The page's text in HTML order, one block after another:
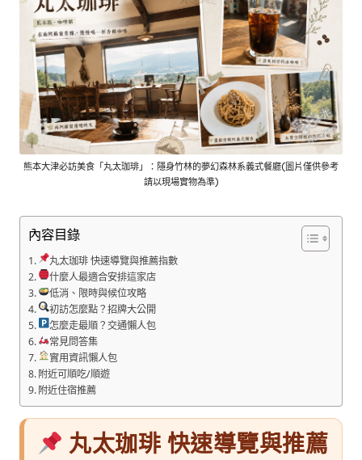
熊本大津必訪美食「丸太珈琲」：隱身竹林的夢幻森林系義式餐廳(圖片僅供參考
請以現場實物為準)
內容目錄
丸太珈琲 快速導覽與推薦指數
什麼人最適合安排這家店
低消、限時與候位攻略
初訪怎麼點？招牌大公開
怎麼走最順？交通懶人包
常見問答集
實用資訊懶人包
附近可順吃/順遊
附近住宿推薦
丸太珈琲 快速導覽與推薦